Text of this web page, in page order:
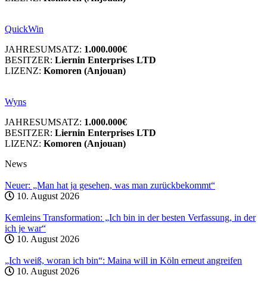
QuickWin
JAHRESUMSATZ: 1.000.000€
BESITZER: Liernin Enterprises LTD
LIZENZ: Komoren (Anjouan)
Wyns
JAHRESUMSATZ: 1.000.000€
BESITZER: Liernin Enterprises LTD
LIZENZ: Komoren (Anjouan)
News
Neuer: „Man hat ja gesehen, was man zurückbekommt“
10. August 2026
Kemleins Transformation: „Ich bin in der besten Verfassung, in der
ich je war“
10. August 2026
„Ich weiß, woran ich bin“: Maina will in Köln erneut angreifen
10. August 2026